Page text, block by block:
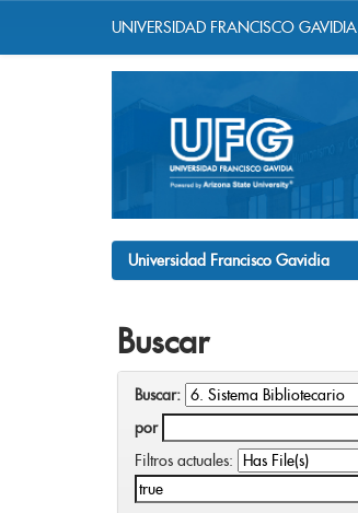
UNIVERSIDAD FRANCISCO GAVIDIA
Universidad Francisco Gavidia
Buscar
Buscar:
por
Filtros actuales: